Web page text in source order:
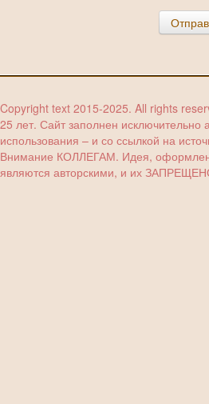
Copyright text 2015-2025. All rights
25 лет. Сайт заполнен
использования – и со ссылкой на
Внимание КОЛЛЕГАМ. Идея,
являются авторскими, и их